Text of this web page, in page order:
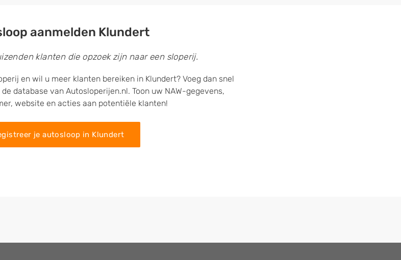
aanmelden Klundert
klanten die opzoek zijn naar een sloperij.
en wil u meer klanten bereiken in Klundert? Voeg dan snel
database van Autosloperijen.nl. Toon uw NAW-gegevens,
website en acties aan potentiële klanten!
je autosloop in Klundert